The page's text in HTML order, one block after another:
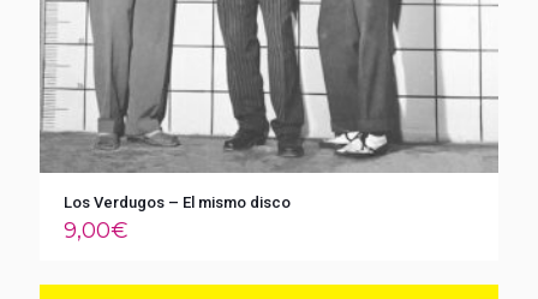
Los Verdugos – El mismo disco
9,00€